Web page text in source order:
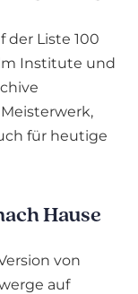
der Liste 100
Institute und
für heutige
Hause
von
auf